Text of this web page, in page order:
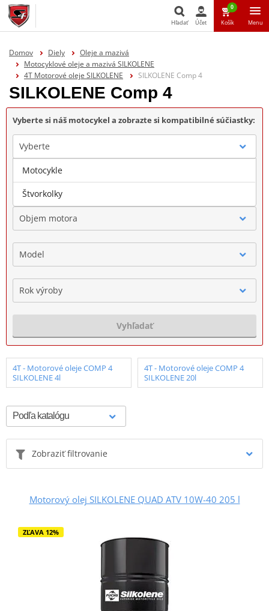
Hľadať Účet
0
Košík Menu
Domov Diely
Oleje a mazivá
Motocyklové oleje a mazivá SILKOLENE
4T Motorové oleje SILKOLENE
SILKOLENE Comp 4
SILKOLENE Comp 4
Vyberte si náš motocykel a zobrazte si kompatibilné súčiastky:
Vyberte
Značka
Objem motora
Model
Rok výroby
Vyhľadať
4T - Motorové oleje COMP 4
SILKOLENE 4l
4T - Motorové oleje COMP 4
SILKOLENE 20l
Zobraziť filtrovanie
Motorový olej SILKOLENE QUAD ATV 10W-40 205 l
ZĽAVA 12%
Motocykle
Štvorkolky